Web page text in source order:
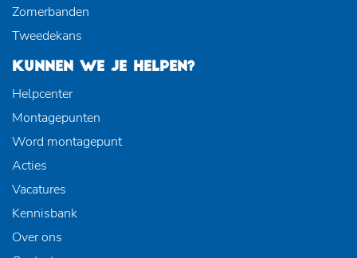
Zomerbanden
Tweedekans
KUNNEN WE JE HELPEN?
Helpcenter
Montagepunten
Word montagepunt
Acties
Vacatures
Kennisbank
Over ons